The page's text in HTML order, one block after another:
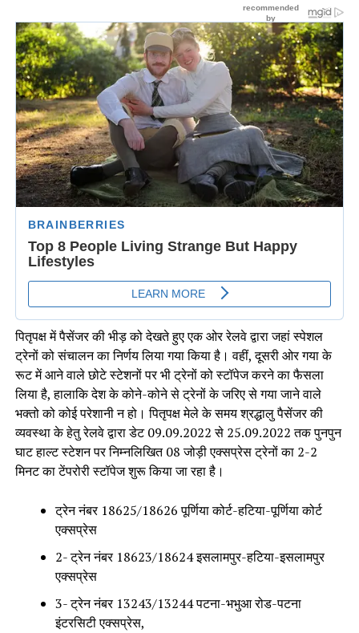
पितृपक्ष में पैसेंजर की भीड़ को देखते हुए एक ओर रेलवे द्वारा जहां स्पेशल
ट्रेनों को संचालन का निर्णय लिया गया किया है। वहीं, दूसरी ओर गया के
रूट में आने वाले छोटे स्टेशनों पर भी ट्रेनों को स्टॉपेज करने का फैसला
लिया है, हालाकि देश के कोने-कोने से ट्रेनों के जरिए से गया जाने वाले
भक्तो को कोई परेशानी न हो। पितृपक्ष मेले के समय श्रद्धालु पैसेंजर की
व्यवस्था के हेतु रेलवे द्वारा डेट 09.09.2022 से 25.09.2022 तक पुनपुन
घाट हाल्ट स्टेशन पर निम्नलिखित 08 जोड़ी एक्सप्रेस ट्रेनों का 2-2
मिनट का टेंपरोरी स्टॉपेज शुरू किया जा रहा है।
ट्रेन नंबर 18625/18626 पूर्णिया कोर्ट-हटिया-पूर्णिया कोर्ट
एक्सप्रेस
2- ट्रेन नंबर 18623/18624 इसलामपुर-हटिया-इसलामपुर
एक्सप्रेस
3- ट्रेन नंबर 13243/13244 पटना-भभुआ रोड-पटना
इंटरसिटी एक्सप्रेस,